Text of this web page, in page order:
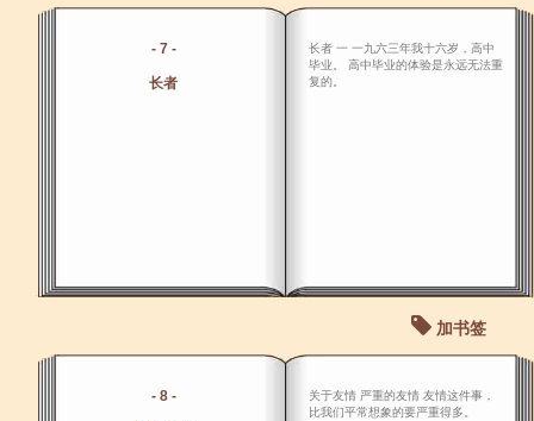
- 7 -
长者
长者 一 一九六三年我十六岁，高中
毕业。 高中毕业的体验是永远无法重
复的。
加书签
- 8 -
关于友情 严重的友情 友情这件事，
比我们平常想象的要严重得多。